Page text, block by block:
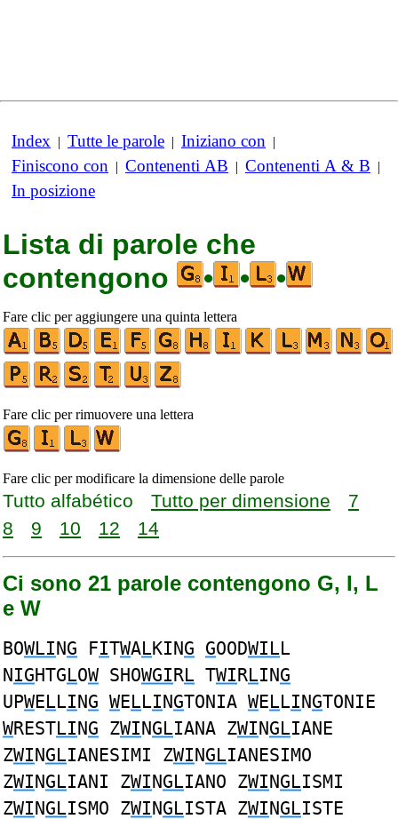
Index | Tutte le parole | Iniziano con |
Finiscono con | Contenenti AB | Contenenti A & B |
In posizione
Lista di parole che
contengono
• • •
Fare clic per aggiungere una quinta lettera
Fare clic per rimuovere una lettera
Fare clic per modificare la dimensione delle parole
Tutto alfabético Tutto per dimensione
7
8
9 10 12 14
Ci sono 21 parole contengono G, I, L
e W
BOWLING FITWALKING GOODWILL
NIGHTGLOW SHOWGIRL TWIRLING
UPWELLING WELLINGTONIA WELLINGTONIE
WRESTLING ZWINGLIANA ZWINGLIANE
ZWINGLIANESIMI ZWINGLIANESIMO
ZWINGLIANI ZWINGLIANO ZWINGLISMI
ZWINGLISMO ZWINGLISTA ZWINGLISTE